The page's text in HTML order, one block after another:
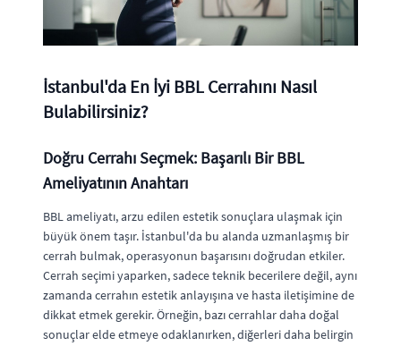
İstanbul'da En İyi BBL Cerrahını Nasıl
Bulabilirsiniz?
Doğru Cerrahı Seçmek: Başarılı Bir BBL
Ameliyatının Anahtarı
BBL ameliyatı, arzu edilen estetik sonuçlara ulaşmak için
büyük önem taşır. İstanbul'da bu alanda uzmanlaşmış bir
cerrah bulmak, operasyonun başarısını doğrudan etkiler.
Cerrah seçimi yaparken, sadece teknik becerilere değil, aynı
zamanda cerrahın estetik anlayışına ve hasta iletişimine de
dikkat etmek gerekir. Örneğin, bazı cerrahlar daha doğal
sonuçlar elde etmeye odaklanırken, diğerleri daha belirgin